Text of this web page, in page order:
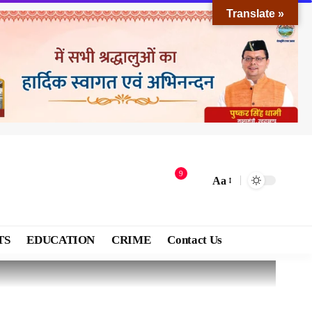
9
Aa
EDUCATION CRIME Contact Us
Translate »